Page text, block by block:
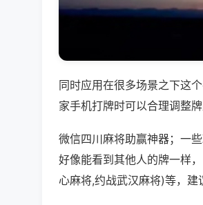
同时应用在很多场景之下这
家手机打牌时可以合理调整
微信四川麻将助赢神器；一
好像能看到其他人的牌一样
心麻将,约战武汉麻将)等，建